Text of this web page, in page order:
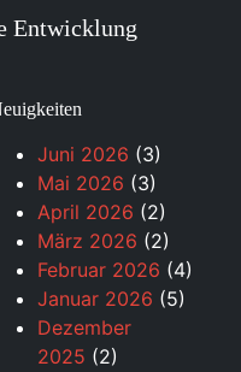
Entwicklung
Juni 2026 (3)
Mai 2026 (3)
April 2026 (2)
März 2026 (2)
Februar 2026 (4)
Januar 2026 (5)
Dezember
2025 (2)